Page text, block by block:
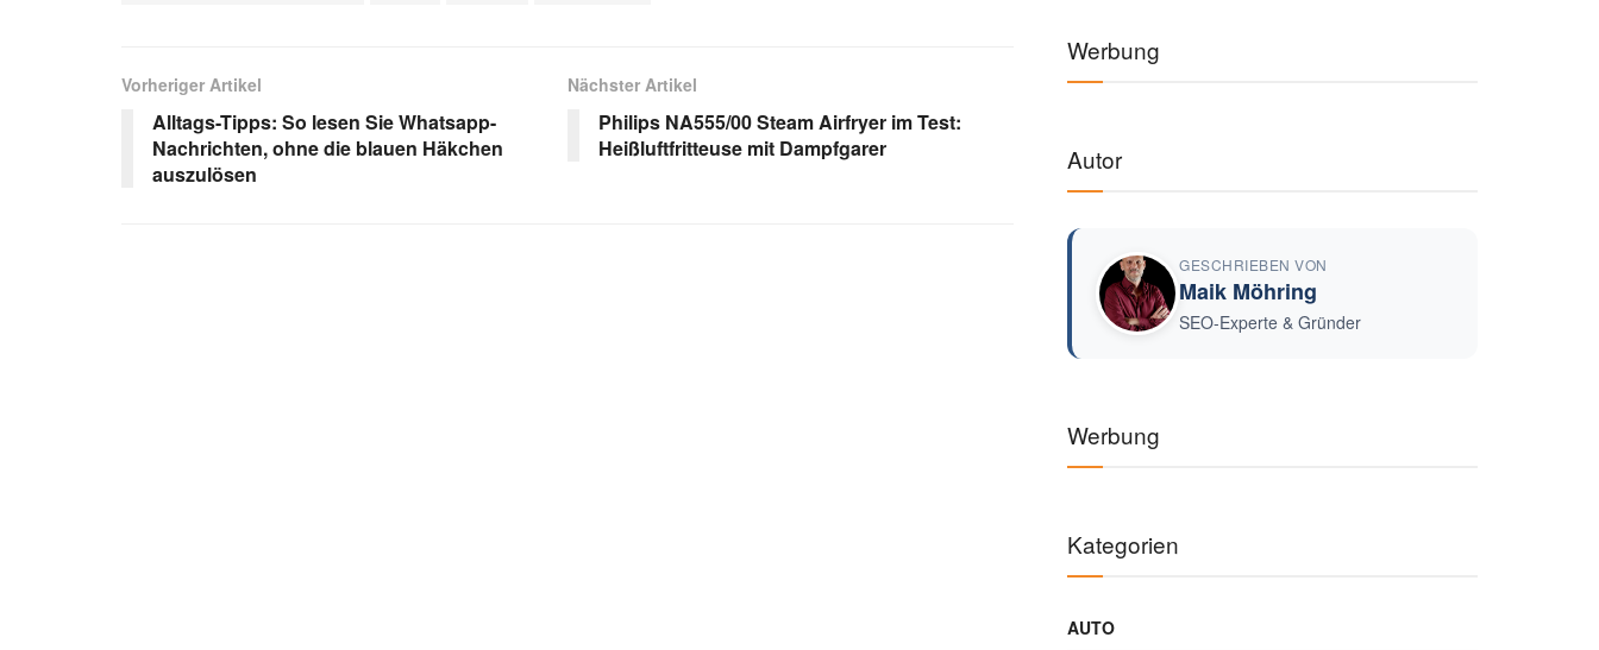
Vorheriger Artikel
Alltags-Tipps: So lesen Sie Whatsapp-
Nachrichten, ohne die blauen Häkchen
auszulösen
Nächster Artikel
Philips NA555/00 Steam Airfryer im Test:
Heißluftfritteuse mit Dampfgarer
Werbung
Autor
GESCHRIEBEN VON
Maik Möhring
SEO-Experte & Gründer
Werbung
Kategorien
AUTO